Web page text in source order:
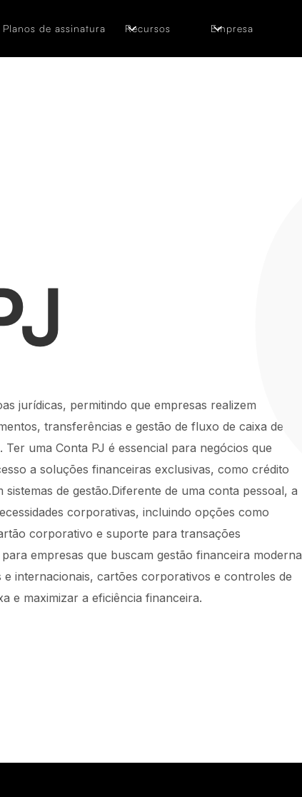
Planos de assinatura Recursos EmpresaC
jurídicas, permitindo que empresas realizem
transferências e gestão de fluxo de caixa de
uma Conta PJ é essencial para negócios que
a soluções financeiras exclusivas, como crédito
de gestão.Diferente de uma conta pessoal, a
corporativas, incluindo opções como
corporativo e suporte para transações
empresas que buscam gestão financeira moderna
internacionais, cartões corporativos e controles de
e maximizar a eficiência financeira.